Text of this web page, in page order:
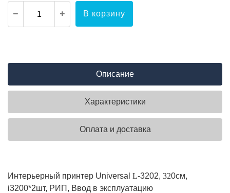
В корзину
Описание
Характеристики
Оплата и доставка
Интерьерный принтер Universal L-3202, 320см,
i3200*2шт, РИП, Ввод в эксплуатацию